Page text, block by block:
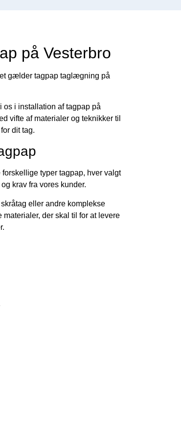
på Vesterbro
gælder tagpap taglægning på
i installation af tagpap på
vifte af materialer og teknikker til
dit tag.
typer tagpap, hver valgt
krav fra vores kunder.
skråtag eller andre komplekse
der skal til for at levere